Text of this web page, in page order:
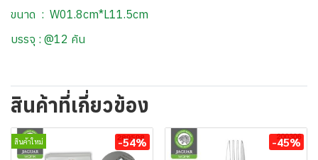
ขนาด : W01.8cm*L11.5cm
บรรจุ : @12 คัน
สินค้าที่เกี่ยวข้อง
สินค้าใหม่ -54% -45%